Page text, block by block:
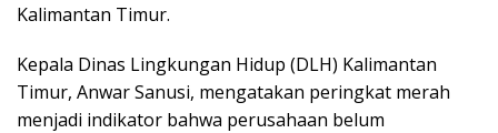
Kalimantan Timur.
Kepala Dinas Lingkungan Hidup (DLH) Kalimantan
Timur, Anwar Sanusi, mengatakan peringkat merah
menjadi indikator bahwa perusahaan belum